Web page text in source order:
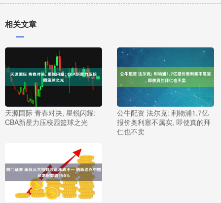
相关文章
天源国际 青春对决, 星锐闪耀:
CBA新星力压校园篮球之光
公牛配资 法尔克: 利物浦1.7亿
报价奥利塞不属实, 即使真的拜
仁也不卖